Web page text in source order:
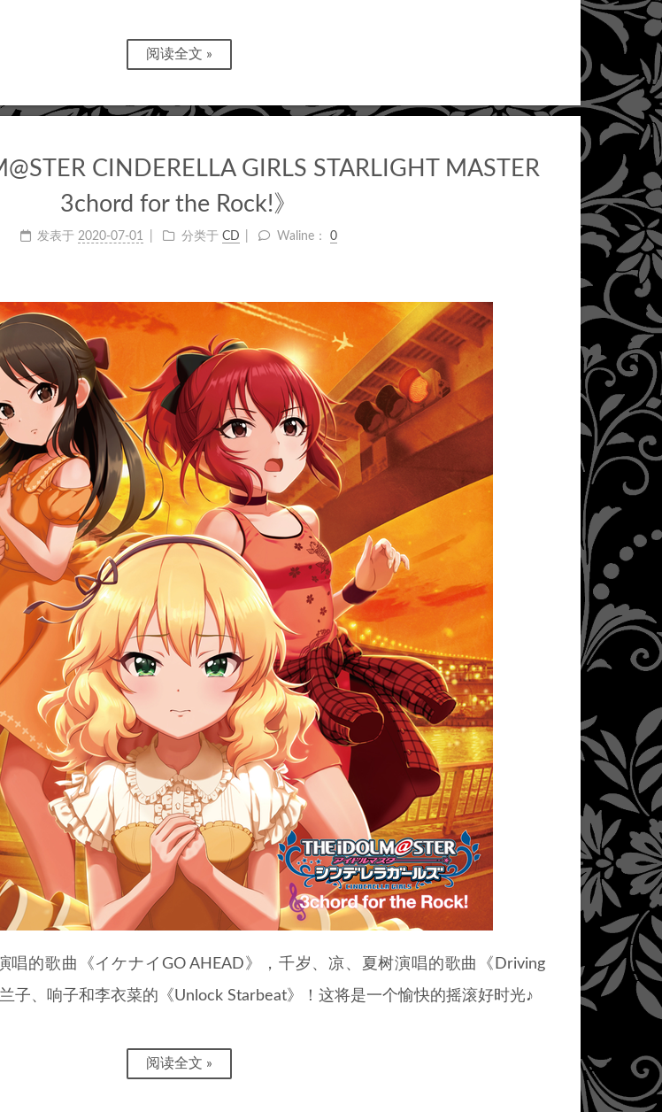
阅读全文 »
CINDERELLA GIRLS STARLIGHT MASTER
3chord for the Rock!》
发表于 2020-07-01 分类于 CD Waline： 0
唱的歌曲《イケナイGO AHEAD》，千岁、凉、夏树演唱的歌曲《Driving
子、响子和李衣菜的《Unlock Starbeat》！这将是一个愉快的摇滚好时光♪
阅读全文 »